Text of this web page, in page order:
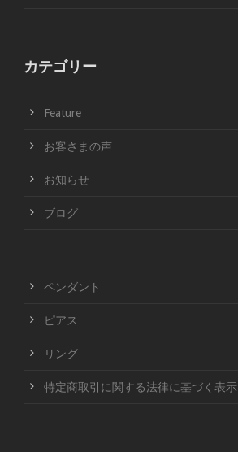
カテゴリー
Feature
お客さまの声
お知らせ
ブログ
ペンダント
ピアス
リング
特定商取引に関する法律に基づく表示